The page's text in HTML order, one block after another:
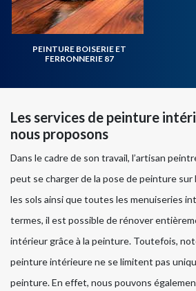
PEINTURE BOISERIE ET
FERRONNERIE 87
Les services de peinture
nous proposons
Dans le cadre de son travail, l’artisan
peut se charger de la pose de peinture sur
les sols ainsi que toutes les menuiseries
termes, il est possible de rénover
intérieur grâce à la peinture. Toutefois,
peinture intérieure ne se limitent pas
peinture. En effet, nous pouvons